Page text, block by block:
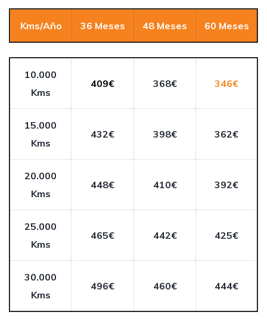
Kms/Año 36 Meses 48 Meses 60 Meses
10.000
Kms
409€ 368€ 346€
15.000
Kms
432€ 398€ 362€
20.000
Kms
448€ 410€ 392€
25.000
Kms
465€ 442€ 425€
30.000
Kms
496€ 460€ 444€